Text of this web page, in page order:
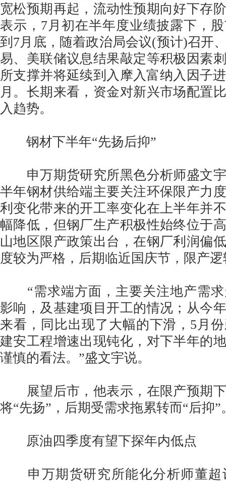
宽松预期再起，流动性预期向好下存
表示，7月初在半年度业绩披露下，
到7月底，随着政治局会议(预计)召开
易、美联储议息结果敲定等积极因素
所支撑并将延续到入摩入富纳入因子
月。长期来看，资金对新兴市场配置
入趋势。
钢材下半年“先扬后抑”
申万期货研究所黑色分析师盛文宇
半年钢材供给端主要关注环保限产力
利变化带来的开工率变化在上半年并
幅降低，但钢厂生产积极性始终位于
山地区限产政策出台，在钢厂利润偏
度较为严格，后期临近国庆节，限产
“需求端方面，主要关注地产需求
影响，及基建项目开工的情况；从今
来看，同比出现了大幅的下滑，5月
建安工程增速出现钝化，对下半年的
谨慎的看法。”盛文宇说。
展望后市，他表示，在限产预期下
将“先扬”，后期受需求拖累转而“后抑”
原油四季度有望下探年内低点
申万期货研究所能化分析师董超